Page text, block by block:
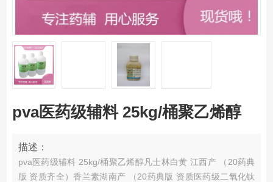
pva医药级辅料 25kg/桶聚乙烯醇
描述：
pva医药级辅料 25kg/桶聚乙烯醇凡士林白黄 江西产 （20药典
版 资质齐全）香兰素湖南产 （20药典版 资质医药级二氧化钛